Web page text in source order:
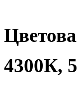
4300К,